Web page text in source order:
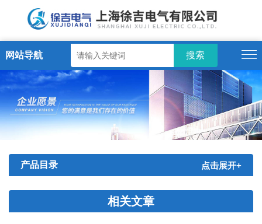
网站导航
产品目录 点击展开+
相关文章